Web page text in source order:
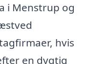
i Menstrup og
hvis
en dygtig